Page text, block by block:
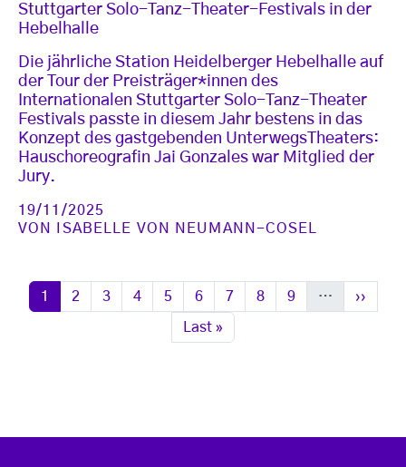
Stuttgarter Solo-Tanz-Theater-Festivals in der
Hebelhalle
Die jährliche Station Heidelberger Hebelhalle auf
der Tour der Preisträger*innen des
Internationalen Stuttgarter Solo-Tanz-Theater
Festivals passte in diesem Jahr bestens in das
Konzept des gastgebenden UnterwegsTheaters:
Hauschoreografin Jai Gonzales war Mitglied der
Jury.
19/11/2025
VON
ISABELLE VON NEUMANN-COSEL
Seitennummerierung
Seite
1 Seite
2 Seite
3 Seite
4 Seite
5 Seite
6 Seite
7 Seite
8 Seite
9 … ››
Letzte Seite
Last »